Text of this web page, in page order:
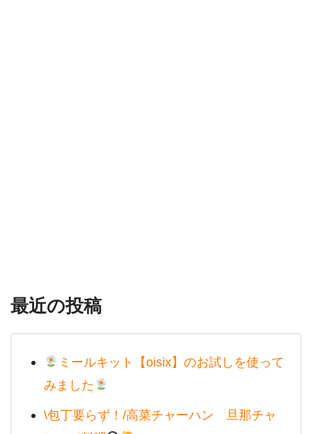
最近の投稿
ミールキット【oisix】のお試しを使って
みました
\包丁要らず！/高菜チャーハン 旦那チャ